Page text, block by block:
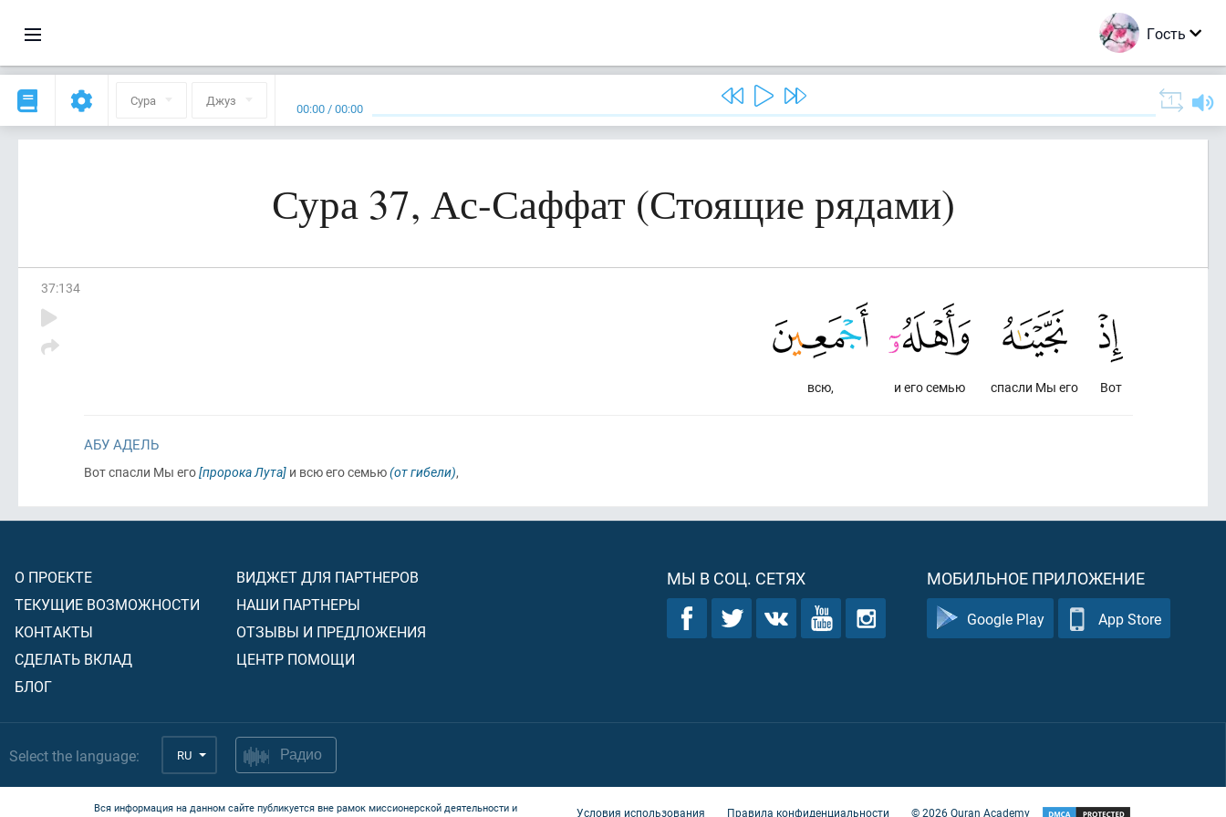
Гость
Сура Джуз 00:00 /00:00
Сура 37, Ас-Саффат (Стоящие рядами)
37:134
Вот
спасли Мы его
и его семью
всю,
АБУ АДЕЛЬ
Вот спасли Мы его[пророка Лута] и всю его семью(от гибели),
О ПРОЕКТЕ
ТЕКУЩИЕ ВОЗМОЖНОСТИ
КОНТАКТЫ
СДЕЛАТЬ ВКЛАД
БЛОГ
ВИДЖЕТ ДЛЯ ПАРТНЕРОВ
НАШИ ПАРТНЕРЫ
ОТЗЫВЫ И ПРЕДЛОЖЕНИЯ
ЦЕНТР ПОМОЩИ
МЫ В СОЦ. СЕТЯХ МОБИЛЬНОЕ ПРИЛОЖЕНИЕ
Google Play App Store
Select the language: RU Радио
Вся информация на данном сайте публикуется вне рамок миссионерской деятельности и
Условия использования Правила конфиденциальности ©2026Quran Academy